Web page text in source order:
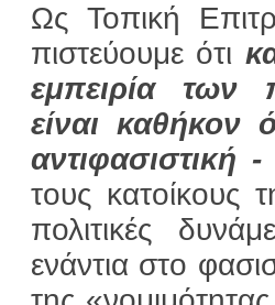
Ως Τοπική
πιστεύουμε ότι
εμπειρία των
είναι καθήκον
αντιφασιστική
τους κατοίκους
πολιτικές
ενάντια στο